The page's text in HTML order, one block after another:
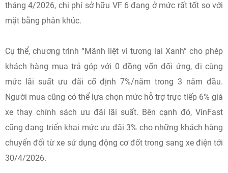
tháng 4/2026, chi phí sở hữu VF 6 đang ở mức rất tốt so với
mặt bằng phân khúc.
Cụ thể, chương trình “Mãnh liệt vì tương lai Xanh” cho phép
khách hàng mua trả góp với 0 đồng vốn đối ứng, đi cùng
mức lãi suất ưu đãi cố định 7%/năm trong 3 năm đầu.
Người mua cũng có thể lựa chọn mức hỗ trợ trực tiếp 6% giá
xe thay chính sách ưu đãi lãi suất. Bên cạnh đó, VinFast
cũng đang triển khai mức ưu đãi 3% cho những khách hàng
chuyển đổi từ xe sử dụng động cơ đốt trong sang xe điện tới
30/4/2026.